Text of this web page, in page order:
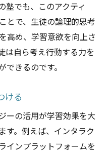
アプローチ
出す方法を探る
方
導法
重要性
境作り
メリット
する最適な学習環境
塾でも、このアクティ
とで、生徒の論理的思考
高め、学習意欲を向上さ
は自ら考え行動する力を
きるのです。
ける
ーの活用が学習効果を大
す。例えば、インタラク
インプラットフォームを